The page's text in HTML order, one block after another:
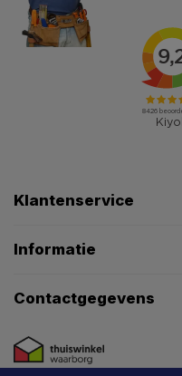
Klantenservice
Informatie
Contactgegevens